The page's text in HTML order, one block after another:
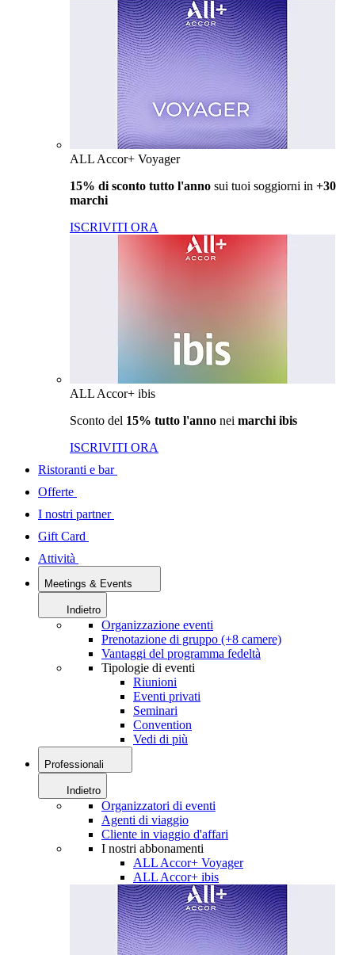
ALL Accor+ Voyager
15% di sconto tutto l'anno sui tuoi soggiorni in +30
marchi
ISCRIVITI ORA
ALL Accor+ ibis
Sconto del 15% tutto l'anno nei marchi ibis
ISCRIVITI ORA
Ristoranti e bar
Offerte
I nostri partner
Gift Card
Attività
Meetings & Events
Indietro
Organizzazione eventi
Prenotazione di gruppo (+8 camere)
Vantaggi del programma fedeltà
Tipologie di eventi
Riunioni
Eventi privati
Seminari
Convention
Vedi di più
Professionali
Indietro
Organizzatori di eventi
Agenti di viaggio
Cliente in viaggio d'affari
I nostri abbonamenti
ALL Accor+ Voyager
ALL Accor+ ibis